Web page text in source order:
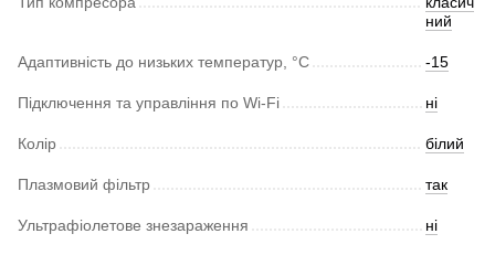
ний
Адаптивність до низьких температур, °С -15
Підключення та управління по Wi-Fi ні
Колір білий
Плазмовий фільтр так
Ультрафіолетове знезараження ні